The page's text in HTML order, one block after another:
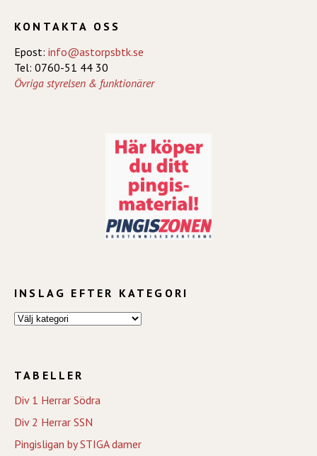
KONTAKTA OSS
Epost: info@astorpsbtk.se
Tel: 0760-51 44 30
Övriga styrelsen & funktionärer
INSLAG EFTER KATEGORI
TABELLER
Div 1 Herrar Södra
Div 2 Herrar SSN
Pingisligan by STIGA damer